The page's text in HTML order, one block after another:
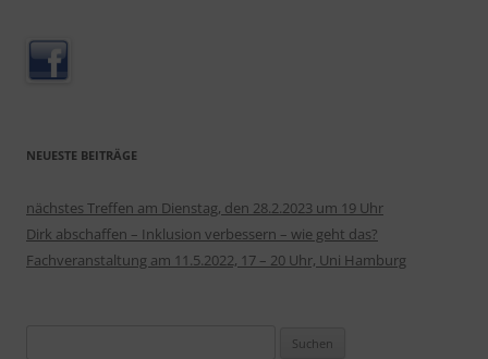
NEUESTE BEITRÄGE
nächstes Treffen am Dienstag, den 28.2.2023 um 19 Uhr
Dirk abschaffen – Inklusion verbessern – wie geht das?
Fachveranstaltung am 11.5.2022, 17 – 20 Uhr, Uni Hamburg